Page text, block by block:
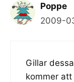
Poppe
2009-
Gillar
kommer